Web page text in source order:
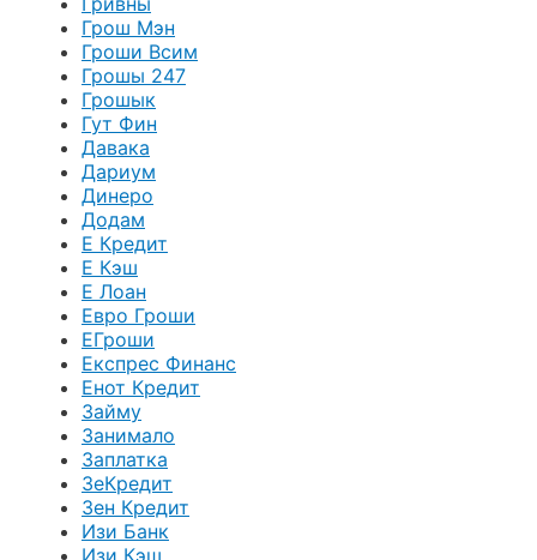
Грош Мэн
Гроши Всим
Грошы 247
Грошык
Гут Фин
Давака
Дариум
Динеро
Додам
Е Кредит
Е Кэш
Е Лоан
Евро Гроши
ЕГроши
Експрес Финанс
Енот Кредит
Займу
Занимало
Заплатка
ЗеКредит
Зен Кредит
Изи Банк